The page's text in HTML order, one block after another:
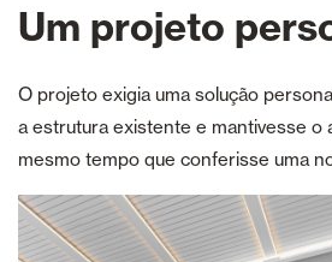
Um projeto
O projeto exigia uma solução
a estrutura existente e mantivesse o
mesmo tempo que conferisse uma